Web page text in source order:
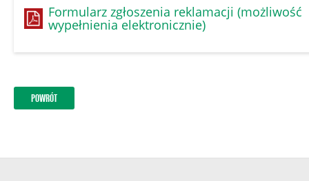
Formularz zgłoszenia reklamacji (możliwość
wypełnienia elektronicznie)
POWRÓT